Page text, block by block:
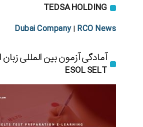
TEDSA HOLDING
Dubai Company| RCO News
آمادگی آزمون بین المللی
ESOL SELT